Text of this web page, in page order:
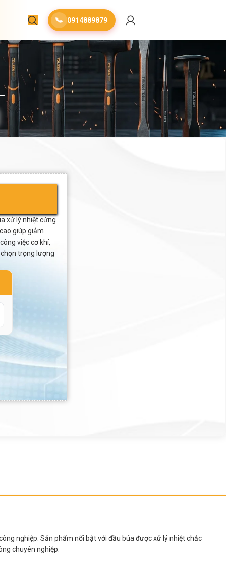
📞 0914889879
xử lý nhiệt cứng
giúp giảm
việc cơ khí,
trọng lượng
nghiệp. Sản phẩm nổi bật với đầu búa được xử lý nhiệt chắc
chuyên nghiệp.